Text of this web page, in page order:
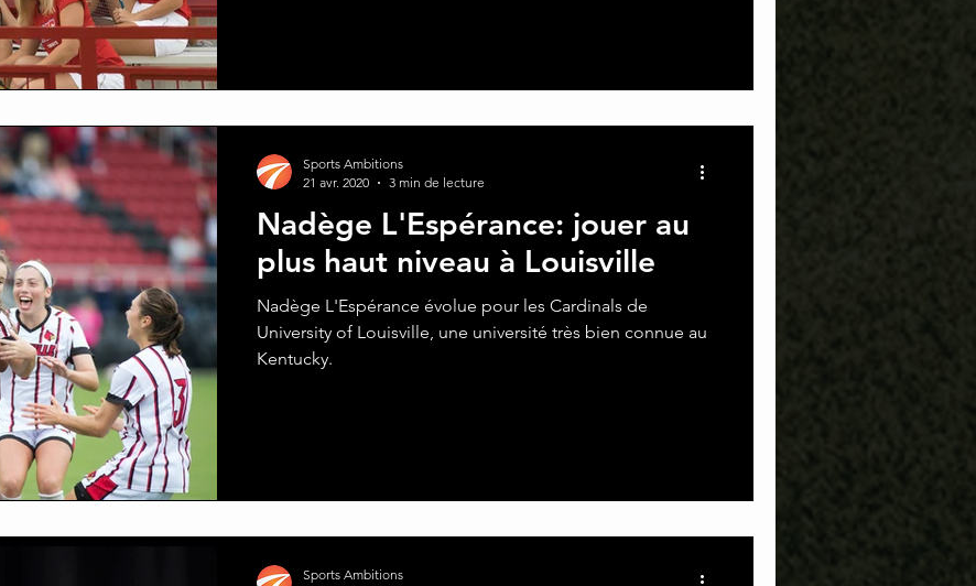
Nadège L'Espérance: jouer au
plus haut niveau à Louisville
Nadège L'Espérance évolue pour les Cardinals de
University of Louisville, une université très bien connue au
Kentucky.
Sports Ambitions
21 avr. 2020
3 min de lecture
Sports Ambitions